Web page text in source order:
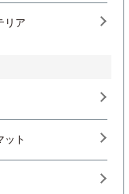
リア
ット